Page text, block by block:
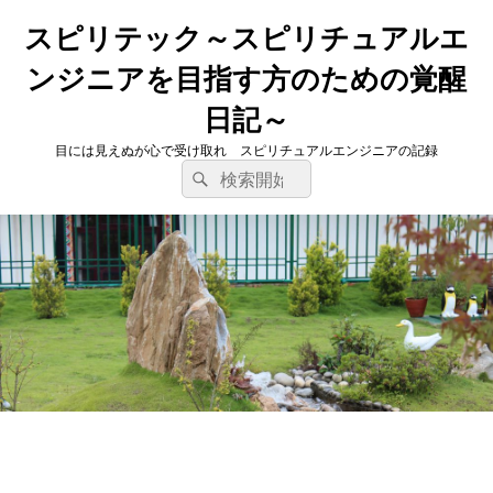
スピリテック～スピリチュアルエ
ンジニアを目指す方のための覚醒
日記～
目には見えぬが心で受け取れ スピリチュアルエンジニアの記録
検
索
対
象:
検
索